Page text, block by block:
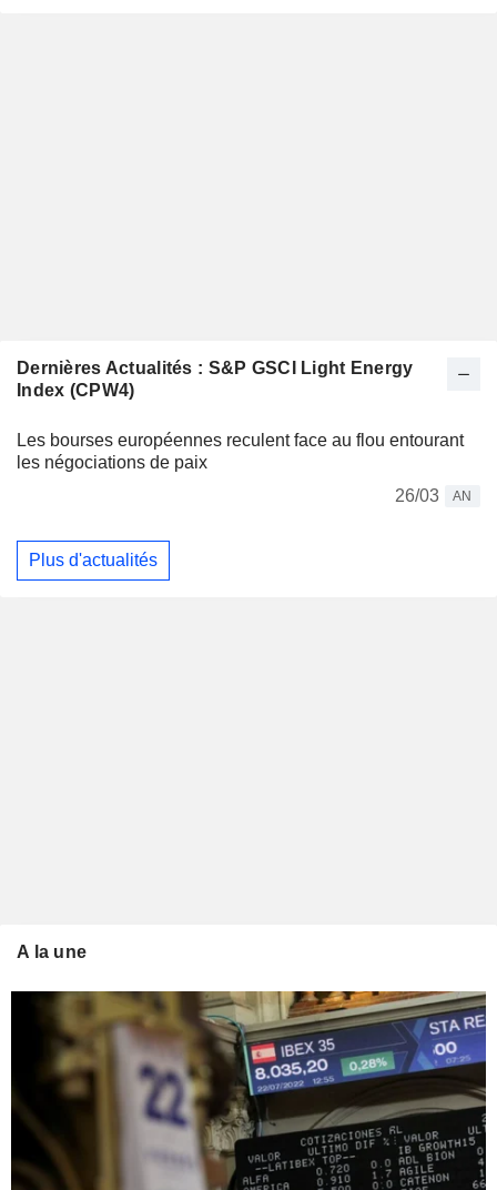
Dernières Actualités : S&P GSCI Light Energy
Index (CPW4)
Les bourses européennes reculent face au flou entourant
les négociations de paix
26/03
AN
Plus d'actualités
A la une